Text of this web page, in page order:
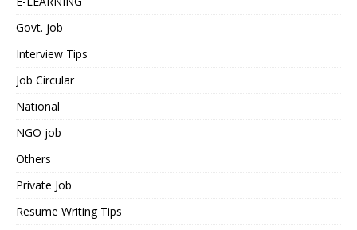
Govt. job
Interview Tips
Job Circular
National
NGO job
Others
Private Job
Resume Writing Tips